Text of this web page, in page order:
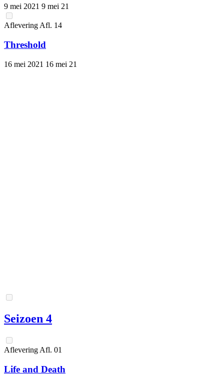
9 mei 2021 9 mei 21
Aflevering Afl. 14
Threshold
16 mei 2021 16 mei 21
Seizoen 4
Aflevering Afl. 01
Life and Death